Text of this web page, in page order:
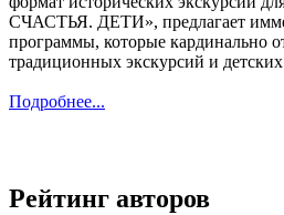
СЧАСТЬЯ. ДЕТИ», предлагает
программы, которые кардинально
традиционных экскурсий и детских
Подробнее...
Рейтинг авторов